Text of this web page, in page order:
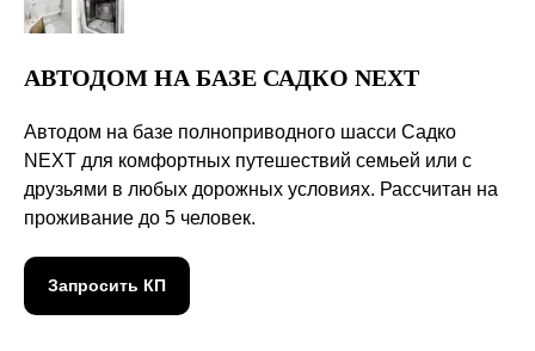
АВТОДОМ НА БАЗЕ САДКО NEXT
Автодом на базе полноприводного шасси Садко
NEXT для комфортных путешествий семьей или с
друзьями в любых дорожных условиях. Рассчитан на
проживание до 5 человек.
Запросить КП